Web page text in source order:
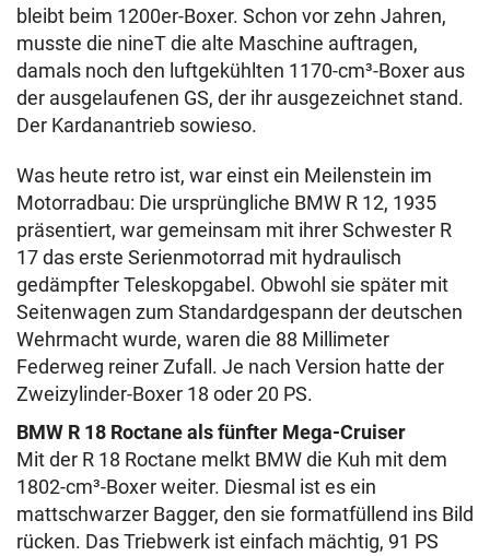
bleibt beim 1200er-Boxer. Schon vor zehn Jahren,
musste die nineT die alte Maschine auftragen,
damals noch den luftgekühlten 1170-cm³-Boxer aus
der ausgelaufenen GS, der ihr ausgezeichnet stand.
Der Kardanantrieb sowieso.
Was heute retro ist, war einst ein Meilenstein im
Motorradbau: Die ursprüngliche BMW R 12, 1935
präsentiert, war gemeinsam mit ihrer Schwester R
17 das erste Serienmotorrad mit hydraulisch
gedämpfter Teleskopgabel. Obwohl sie später mit
Seitenwagen zum Standardgespann der deutschen
Wehrmacht wurde, waren die 88 Millimeter
Federweg reiner Zufall. Je nach Version hatte der
Zweizylinder-Boxer 18 oder 20 PS.
BMW R 18 Roctane als fünfter Mega-Cruiser
Mit der R 18 Roctane melkt BMW die Kuh mit dem
1802-cm³-Boxer weiter. Diesmal ist es ein
mattschwarzer Bagger, den sie formatfüllend ins Bild
rücken. Das Triebwerk ist einfach mächtig, 91 PS